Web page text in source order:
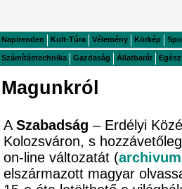
Napirenden Kult-Túra Vélemény Körkép
Számítástechnika Gazdaság Állatbarát
Magunkról
A Szabadság – Erdélyi
Kolozsváron, s
on-line változatát (
elszármazott magyar